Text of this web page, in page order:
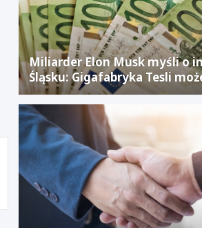
Miliarder Elon Musk myśli o
Śląsku: Gigafabryka Tesli
mieście po upadłym